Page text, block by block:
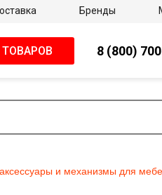
и механизмы для
Бренды
ТОВАРОВ 8 (800)